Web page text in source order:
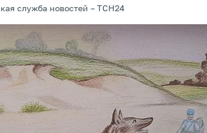
служба новостей ТСН24